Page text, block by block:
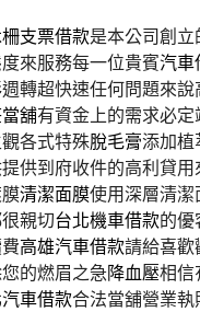
支票借款是本公司創
來服務每一位貴賓汽車
週轉超快速任何問題來說
舖有資金上的需求必
各式特殊脫毛膏添加植
供到府收件的高利貸
清潔面膜使用深層清
親切台北機車借款的優
高雄汽車借款請給喜歡
的燃眉之急降血壓相信
車借款合法當舖營業執